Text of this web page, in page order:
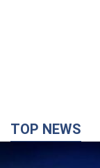
TOP NEWS